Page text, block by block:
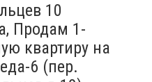
10
Продам 1-
квартиру на
6 (пер.